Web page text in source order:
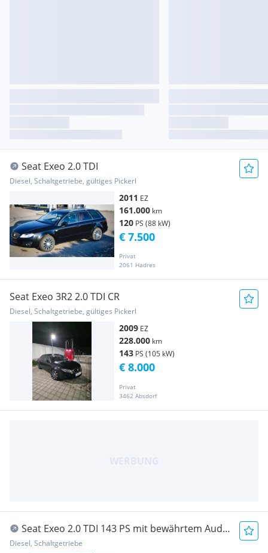
Seat Exeo 2.0 TDI
Diesel, Schaltgetriebe, gültiges Pickerl
2011 EZ
161.000 km
120 PS (88 kW)
Privat
2061 Hadres
€ 7.500
Seat Exeo 3R2 2.0 TDI CR
Diesel, Schaltgetriebe, gültiges Pickerl
2009 EZ
228.000 km
143 PS (105 kW)
Privat
3462 Absdorf
€ 8.000
Seat Exeo 2.0 TDI 143 PS mit bewährtem Audi
Motor
Diesel, Schaltgetriebe